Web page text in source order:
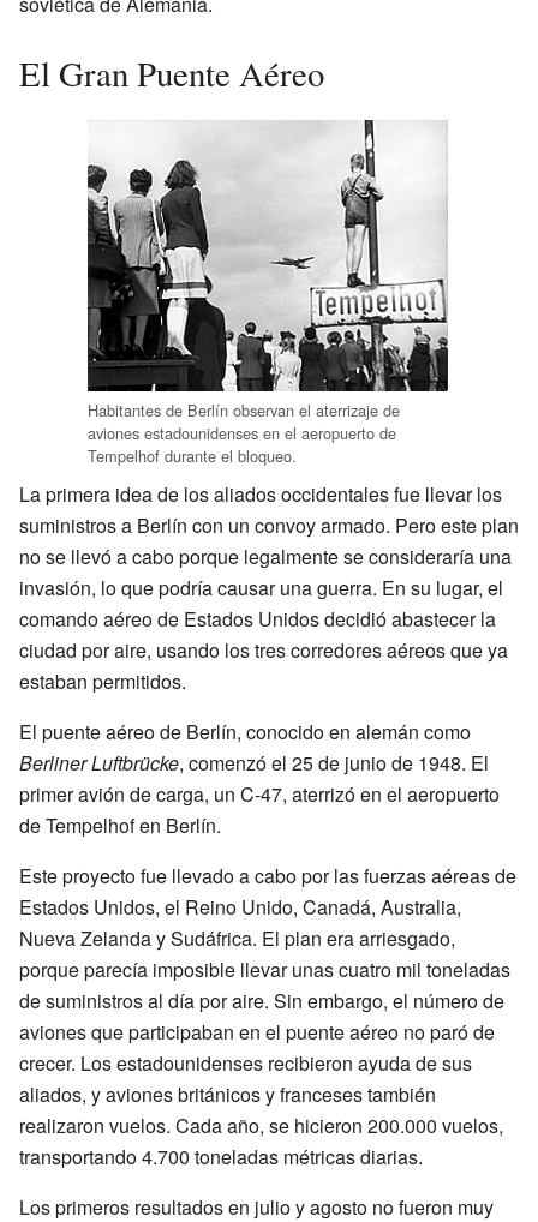
El Gran Puente Aéreo
Habitantes de Berlín observan el aterrizaje de
aviones estadounidenses en el aeropuerto de
Tempelhof durante el bloqueo.
La primera idea de los aliados occidentales fue llevar los
suministros a Berlín con un convoy armado. Pero este plan
no se llevó a cabo porque legalmente se consideraría una
invasión, lo que podría causar una guerra. En su lugar, el
comando aéreo de Estados Unidos decidió abastecer la
ciudad por aire, usando los tres corredores aéreos que ya
estaban permitidos.
El puente aéreo de Berlín, conocido en alemán como
Berliner Luftbrücke, comenzó el 25 de junio de 1948. El
primer avión de carga, un C-47, aterrizó en el aeropuerto
de Tempelhof en Berlín.
Este proyecto fue llevado a cabo por las fuerzas aéreas de
Estados Unidos, el Reino Unido, Canadá, Australia,
Nueva Zelanda y Sudáfrica. El plan era arriesgado,
porque parecía imposible llevar unas cuatro mil toneladas
de suministros al día por aire. Sin embargo, el número de
aviones que participaban en el puente aéreo no paró de
crecer. Los estadounidenses recibieron ayuda de sus
aliados, y aviones británicos y franceses también
realizaron vuelos. Cada año, se hicieron 200.000 vuelos,
transportando 4.700 toneladas métricas diarias.
Los primeros resultados en julio y agosto no fueron muy